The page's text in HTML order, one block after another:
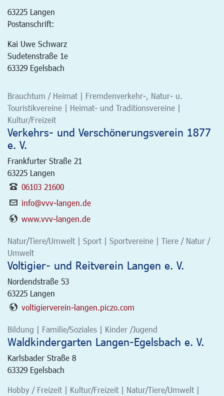
63225 Langen
Postanschrift:
Kai Uwe Schwarz
Sudetenstraße 1e
63329 Egelsbach
Brauchtum / Heimat | Fremdenverkehr-, Natur- u.
Touristikvereine | Heimat- und Traditionsvereine |
Kultur/Freizeit
Verkehrs- und Verschönerungsverein 1877
e. V.
Frankfurter Straße 21
63225 Langen
06103 21600
info@vvv-langen.de
www.vvv-langen.de
Natur/Tiere/Umwelt | Sport | Sportvereine | Tiere / Natur /
Umwelt
Voltigier- und Reitverein Langen e. V.
Nordendstraße 53
63225 Langen
voltigierverein-langen.piczo.com
Bildung | Familie/Soziales | Kinder /Jugend
Waldkindergarten Langen-Egelsbach e. V.
Karlsbader Straße 8
63329 Egelsbach
Hobby / Freizeit | Kultur/Freizeit | Natur/Tiere/Umwelt |